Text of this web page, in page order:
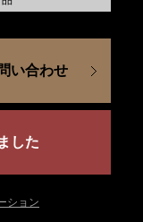
い合わせ
した
ション